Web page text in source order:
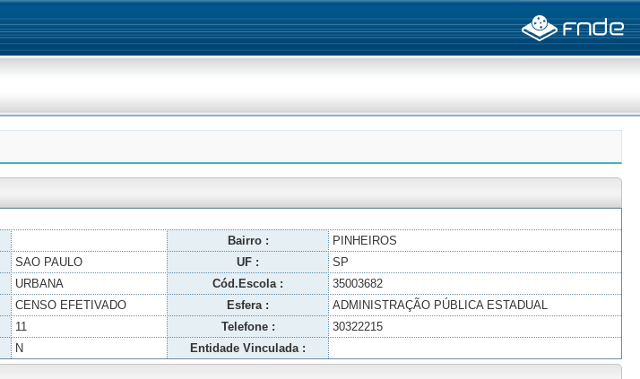
Bairro :
PINHEIROS
SAO PAULO UF :
SP
URBANA Cód.Escola :
35003682
CENSO EFETIVADO Esfera :
ADMINISTRAÇÃO PÚBLICA ESTADUAL
11 Telefone :
30322215
N Entidade Vinculada :